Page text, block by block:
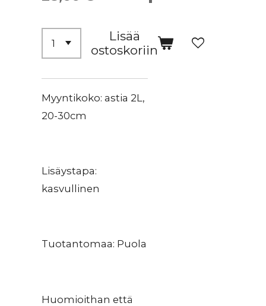
Lisää
ostoskoriin
Myyntikoko: astia 2L,
20-30cm
Lisäystapa:
kasvullinen
Tuotantomaa: Puola
Huomioithan että